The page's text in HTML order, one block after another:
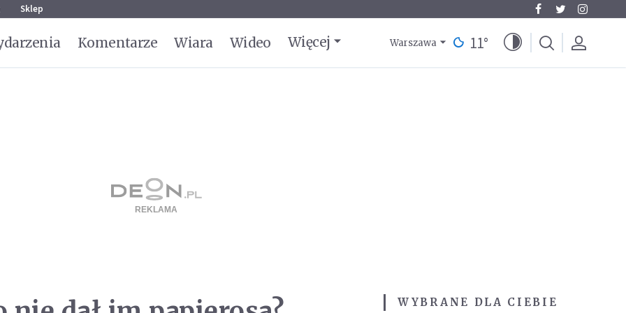
Sklep
Komentarze Wiara Wideo Więcej Warszawa 11°
WYBRANE DLA CIEBIE